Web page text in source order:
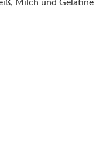
Milch und Gelatine